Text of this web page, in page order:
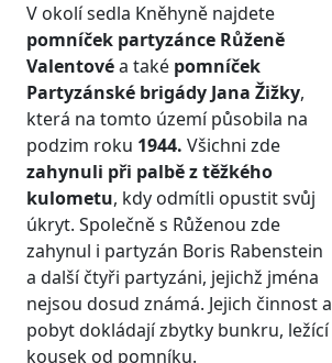
V okolí sedla Kněhyně najdete
pomníček partyzánce Růženě
Valentovéa také pomníček
Partyzánské brigády Jana Žižky,
která na tomto území působila na
podzim roku 1944. Všichni zde
zahynuli při palbě z těžkého
kulometu, kdy odmítli opustit svůj
úkryt. Společně s Růženou zde
zahynul i partyzán Boris Rabenstein
a další čtyři partyzáni, jejichž jména
nejsou dosud známá. Jejich činnost a
pobyt dokládají zbytky bunkru, ležící
kousek od pomníku.